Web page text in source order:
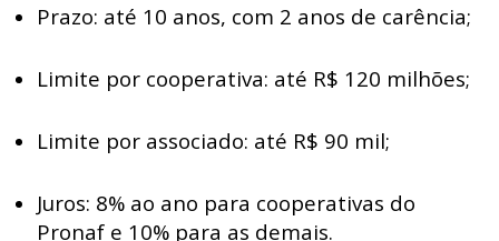
Prazo: até 10 anos, com 2 anos de carência;
Limite por cooperativa: até R$ 120 milhões;
Limite por associado: até R$ 90 mil;
Juros: 8% ao ano para cooperativas do
Pronaf e 10% para as demais.